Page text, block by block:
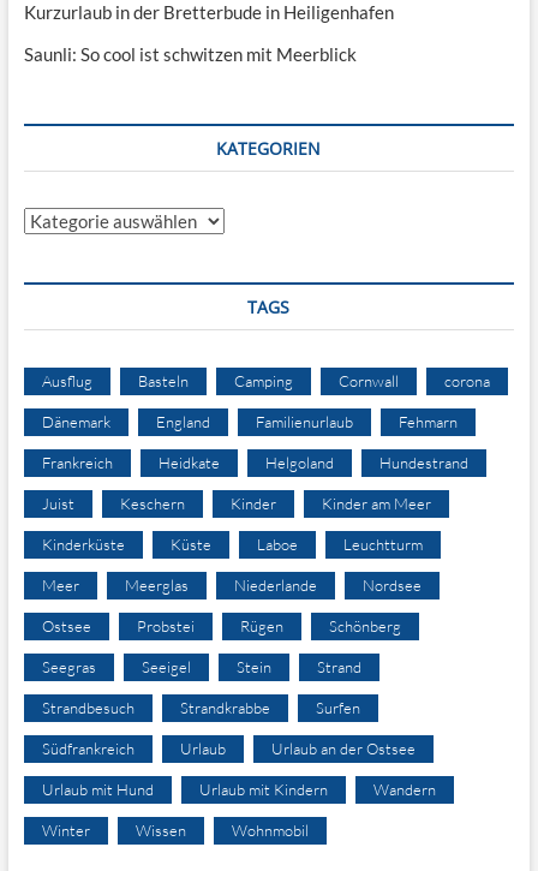
Kurzurlaub in der Bretterbude in Heiligenhafen
Saunli: So cool ist schwitzen mit Meerblick
KATEGORIEN
Kategorien
TAGS
Ausflug Basteln Camping Cornwall corona
Dänemark England Familienurlaub Fehmarn
Frankreich Heidkate Helgoland Hundestrand
Juist Keschern Kinder Kinder am Meer
Kinderküste Küste Laboe Leuchtturm
Meer Meerglas Niederlande Nordsee
Ostsee Probstei Rügen Schönberg
Seegras Seeigel Stein Strand
Strandbesuch Strandkrabbe Surfen
Südfrankreich Urlaub Urlaub an der Ostsee
Urlaub mit Hund Urlaub mit Kindern Wandern
Winter Wissen Wohnmobil